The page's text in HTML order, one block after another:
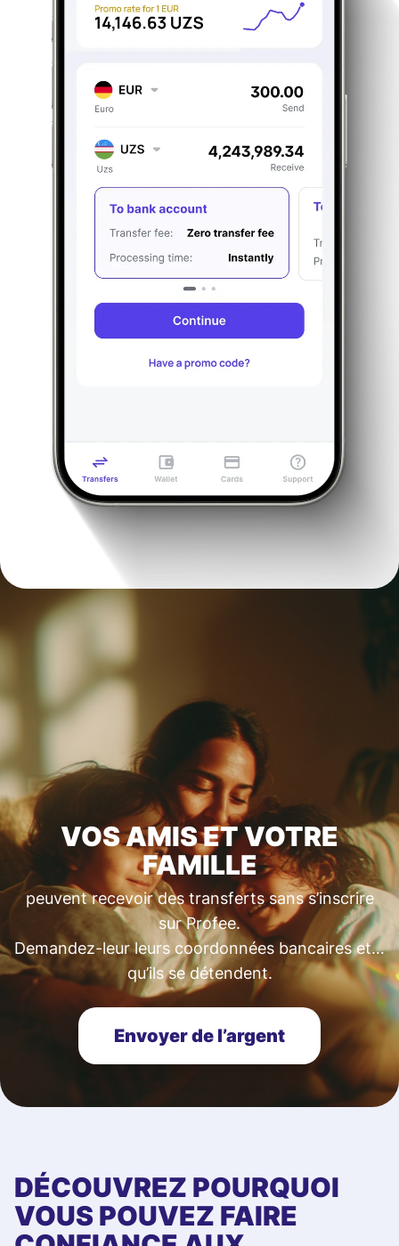
VOS AMIS ET VOTRE
FAMILLE
peuvent recevoir des transferts sans s’inscrire
sur Profee.
Demandez-leur leurs coordonnées bancaires et…
qu’ils se détendent.
Envoyer de l’argent
DÉCOUVREZ POURQUOI
VOUS POUVEZ FAIRE